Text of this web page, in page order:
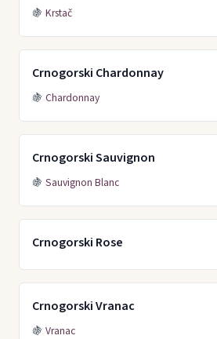
🍇 Krstač
Crnogorski Chardonnay
🍇 Chardonnay
Crnogorski Sauvignon
🍇 Sauvignon Blanc
Crnogorski Rose
Crnogorski Vranac
🍇 Vranac